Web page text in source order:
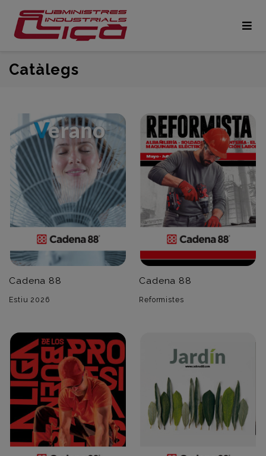
Catàlegs
Cadena 88
Estiu 2026
Cadena 88
Reformistes